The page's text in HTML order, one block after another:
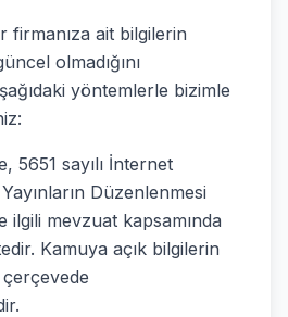
firmanıza ait bilgilerin
olmadığını
yöntemlerle bizimle
5651 sayılı İnternet
Düzenlenmesi
ilgili mevzuat kapsamında
Kamuya açık bilgilerin
çerçevede